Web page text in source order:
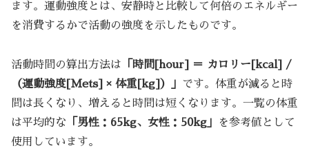
ます。運動強度とは、安静時と比較して何倍のエネルギー
を消費するかで活動の強度を示したものです。
活動時間の算出方法は 「時間[hour] ＝ カロリー[kcal] /
（運動強度[Mets] × 体重[kg]）」 です。体重が減ると時
間は長くなり、増えると時間は短くなります。一覧の体重
は平均的な 「男性：65kg、女性：50kg」
を参考値として
使用しています。